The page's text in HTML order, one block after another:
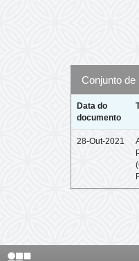
Conjunto de
Data do
documento
28-Out-2021